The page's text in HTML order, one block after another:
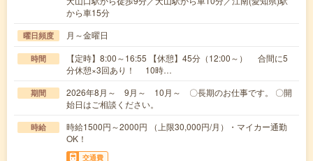
から車15分
曜日頻度 月～金曜日
時間
【定時】8:00～16:55 【休憩】45分（12:00～） 合間に5
分休憩×3回あり！ 10時…
期間
2026年8月～ 9月～ 10月～ 〇長期のお仕事です。 〇開
始日はご相談ください。
時給
時給1500円～2000円 （上限30,000円/月）・マイカー通勤
OK！
交通費